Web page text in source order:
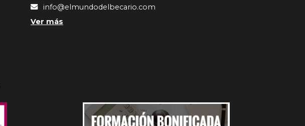
info@elmundodelbecario.com
Ver más